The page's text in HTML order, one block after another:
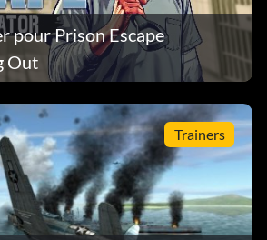
pour Prison Escape
Out
Trainers